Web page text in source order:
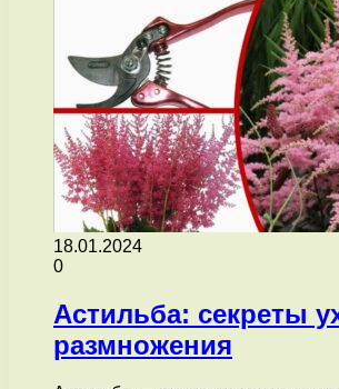
18.01.2024
0
Астильба: секреты
размножения